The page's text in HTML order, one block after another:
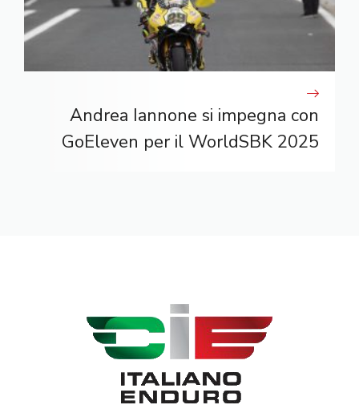
Andrea Iannone si impegna con
GoEleven per il WorldSBK 2025